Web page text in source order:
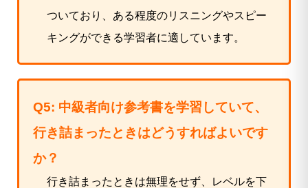
ついており、ある程度のリスニングやスピー
キングができる学習者に適しています。
Q5: 中級者向け参考書を学習していて、
行き詰まったときはどうすればよいです
か？
行き詰まったときは無理をせず、レベルを下